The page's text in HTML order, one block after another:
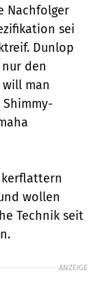
Nachfolger
sei
Dunlop
den
man
wollen
Technik seit
ANZEIGE